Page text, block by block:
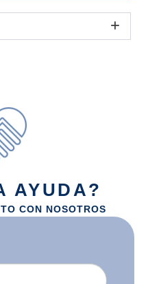
AYUDA?
CON NOSOTROS